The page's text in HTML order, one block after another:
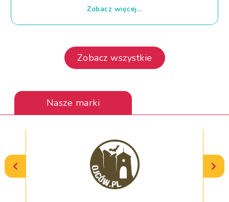
Zobacz więcej...
Zobacz wszystkie
Nasze marki